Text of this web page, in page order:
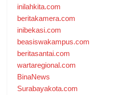
inilahkita.com
beritakamera.com
inibekasi.com
beasiswakampus.com
beritasantai.com
wartaregional.com
BinaNews
Surabayakota.com